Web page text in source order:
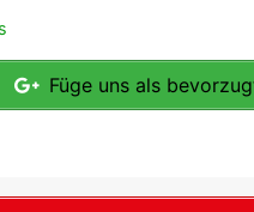
Füge uns als